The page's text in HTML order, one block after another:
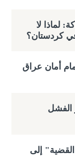
لماذا لا
في كردستان؟
أمان عراق
الفشل
إلى